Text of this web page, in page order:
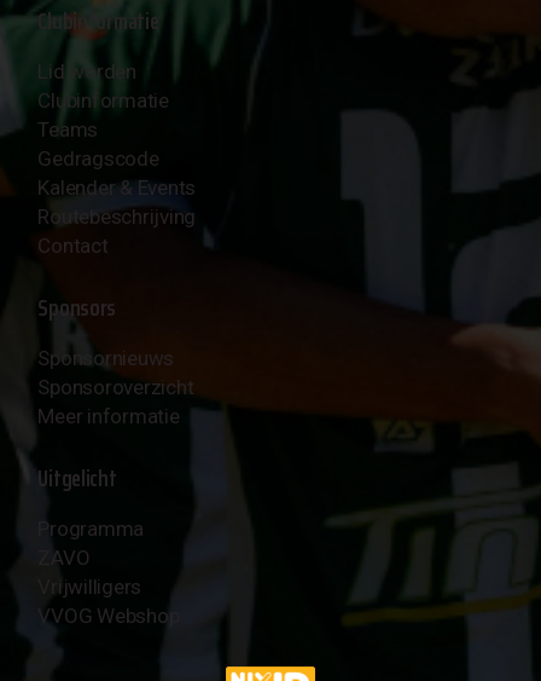
Clubinformatie
Lid worden
Clubinformatie
Teams
Gedragscode
Kalender & Events
Routebeschrijving
Contact
Sponsors
Sponsornieuws
Sponsoroverzicht
Meer informatie
Uitgelicht
Programma
ZAVO
Vrijwilligers
VVOG Webshop